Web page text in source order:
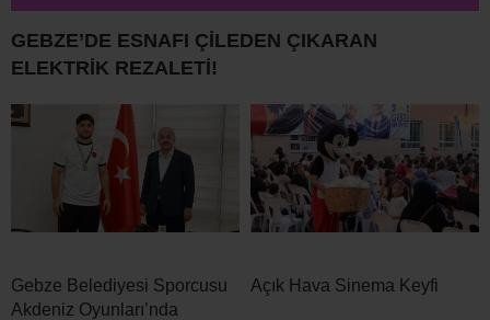
GEBZE’DE ESNAFI ÇİLEDEN ÇIKARAN
ELEKTRİK REZALETİ!
Gebze Belediyesi Sporcusu
Akdeniz Oyunları’nda
Açık Hava Sinema Keyfi